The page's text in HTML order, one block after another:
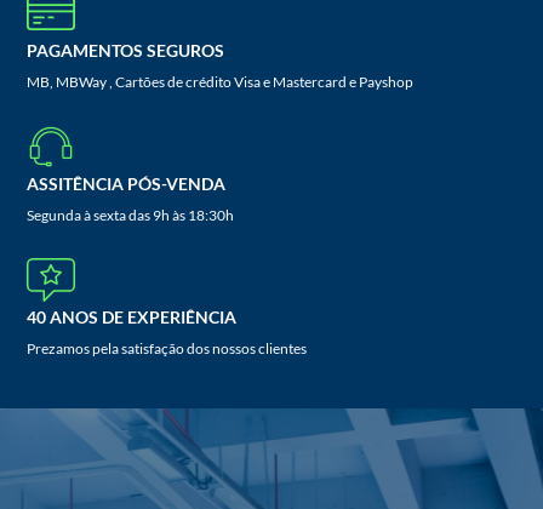
PAGAMENTOS SEGUROS
MB, MBWay , Cartões de crédito Visa e Mastercard e Payshop
ASSITÊNCIA PÓS-VENDA
Segunda à sexta das 9h às 18:30h
40 ANOS DE EXPERIÊNCIA
Prezamos pela satisfação dos nossos clientes